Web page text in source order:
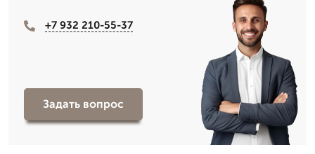
+7 932 210-55-37
Задать вопрос